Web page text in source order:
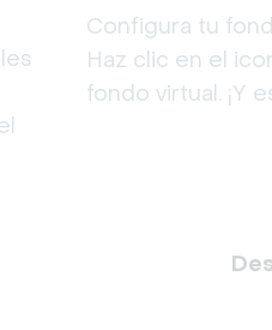
Configura tu
Haz clic en el
fondo virtual. ¡Y